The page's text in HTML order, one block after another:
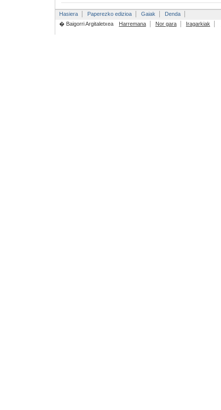
Hasiera Paperezko edizioa Gaiak
Denda
� Baigorri Argitaletxea
Harremana Nor gara Iragarkiak